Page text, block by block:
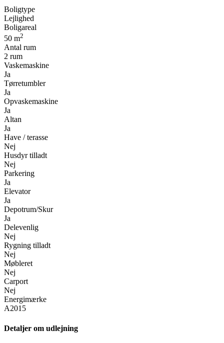
Boligtype
Lejlighed
Boligareal
50 m2
Antal rum
2 rum
Vaskemaskine
Ja
Tørretumbler
Ja
Opvaskemaskine
Ja
Altan
Ja
Have / terasse
Nej
Husdyr tilladt
Nej
Parkering
Ja
Elevator
Ja
Depotrum/Skur
Ja
Delevenlig
Nej
Rygning tilladt
Nej
Møbleret
Nej
Carport
Nej
Energimærke
A2015
Detaljer om udlejning